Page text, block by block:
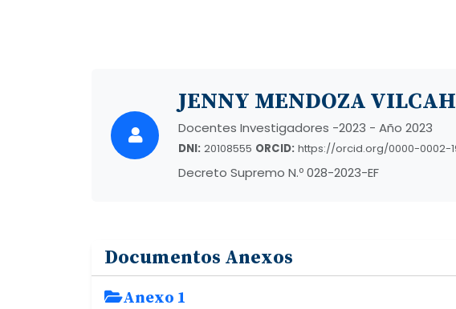
JENNY MENDOZA
Docentes Investigadores -2023 - Año 2023
DNI: 20108555 ORCID: https://orcid.org/0000-0002-
Decreto Supremo N.º 028-2023-EF
Documentos Anexos
Anexo 1